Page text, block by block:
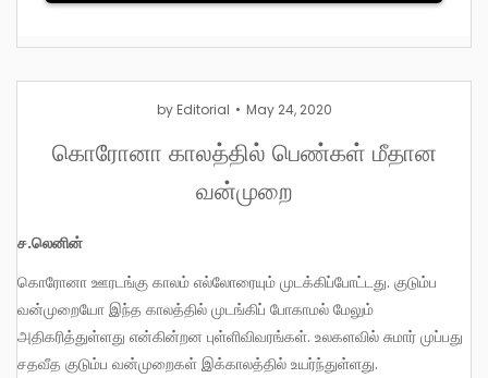
by Editorial May 24, 2020
கொரோனா காலத்தில் பெண்கள் மீதான
வன்முறை
ச.லெனின்
கொரோனா ஊரடங்கு காலம் எல்லோரையும் முடக்கிப்போட்டது. குடும்ப
வன்முறையோ இந்த காலத்தில் முடங்கிப் போகாமல் மேலும்
அதிகரித்துள்ளது என்கின்றன புள்ளிவிவரங்கள். உலகளவில் சுமார் முப்பது
சதவீத குடும்ப வன்முறைகள் இக்காலத்தில் உயர்ந்துள்ளது.